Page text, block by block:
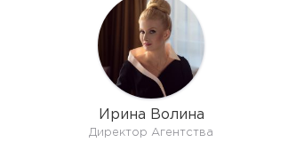
Ирина Волина
Директор Агентства